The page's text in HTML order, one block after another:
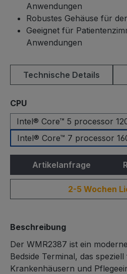
Anwendungen
Robustes Gehäuse für
Geeignet für
Anwendungen
Technische Details
CPUauswählen
Intel® Core™ 5 processor
Intel® Core™ 7 processor
Artikelanfrage
2-5 Wochen
Beschreibung
Der WMR2387 ist ein
Bedside Terminal, das
Krankenhäusern und